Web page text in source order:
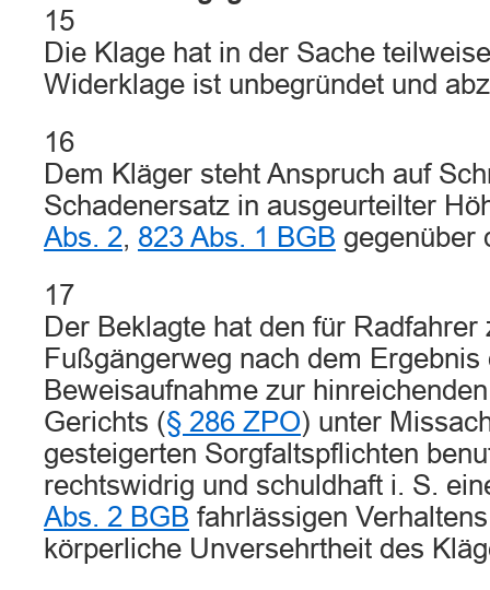
15
Die Klage hat in der Sache
Widerklage ist unbegründet und
16
Dem Kläger steht Anspruch auf
Schadenersatz in ausgeurteilter
Abs. 2, 823 Abs. 1 BGB gegenüber
17
Der Beklagte hat den für Radfahrer
Fußgängerweg nach dem
Beweisaufnahme zur
Gerichts (§ 286 ZPO) unter
gesteigerten Sorgfaltspflichten
rechtswidrig und schuldhaft i. S.
Abs. 2 BGB fahrlässigen
körperliche Unversehrtheit des